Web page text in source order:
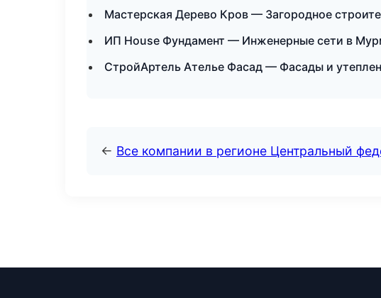
Мастерская Дерево Кров — Загородное
ИП House Фундамент — Инженерные сети в
СтройАртель Ателье Фасад — Фасады и
← Все компании в регионе Центральный